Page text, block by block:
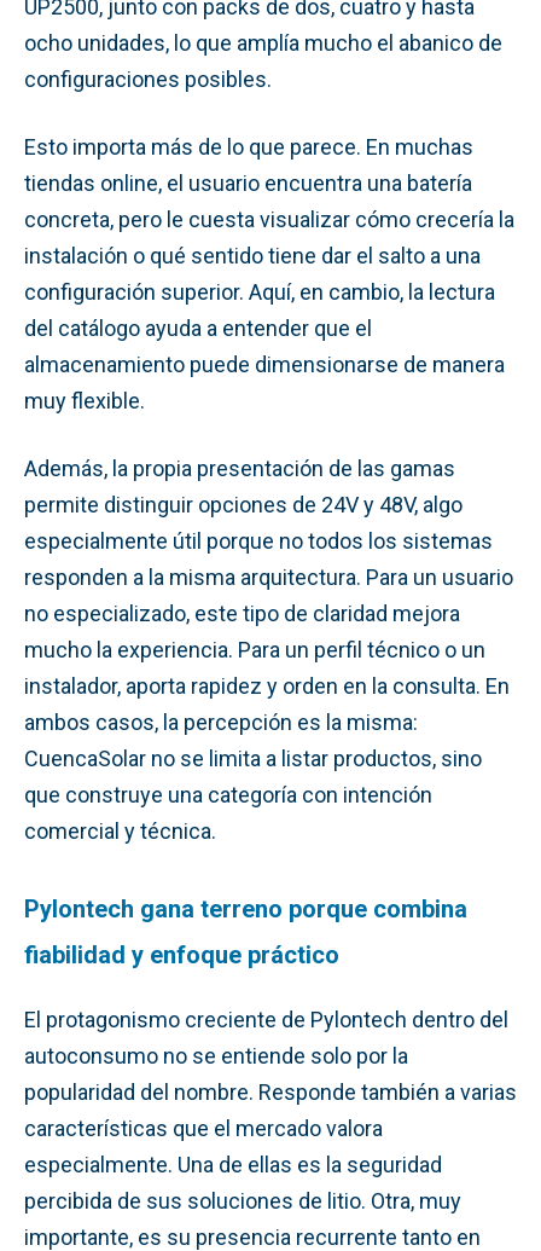
UP2500, junto con packs de dos, cuatro y hasta
ocho unidades, lo que amplía mucho el abanico de
configuraciones posibles.
Esto importa más de lo que parece. En muchas
tiendas online, el usuario encuentra una batería
concreta, pero le cuesta visualizar cómo crecería la
instalación o qué sentido tiene dar el salto a una
configuración superior. Aquí, en cambio, la lectura
del catálogo ayuda a entender que el
almacenamiento puede dimensionarse de manera
muy flexible.
Además, la propia presentación de las gamas
permite distinguir opciones de 24V y 48V, algo
especialmente útil porque no todos los sistemas
responden a la misma arquitectura. Para un usuario
no especializado, este tipo de claridad mejora
mucho la experiencia. Para un perfil técnico o un
instalador, aporta rapidez y orden en la consulta. En
ambos casos, la percepción es la misma:
CuencaSolar no se limita a listar productos, sino
que construye una categoría con intención
comercial y técnica.
Pylontech gana terreno porque combina
fiabilidad y enfoque práctico
El protagonismo creciente de Pylontech dentro del
autoconsumo no se entiende solo por la
popularidad del nombre. Responde también a varias
características que el mercado valora
especialmente. Una de ellas es la seguridad
percibida de sus soluciones de litio. Otra, muy
importante, es su presencia recurrente tanto en